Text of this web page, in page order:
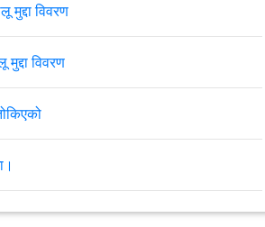
मुद्दा विवरण
विवरण